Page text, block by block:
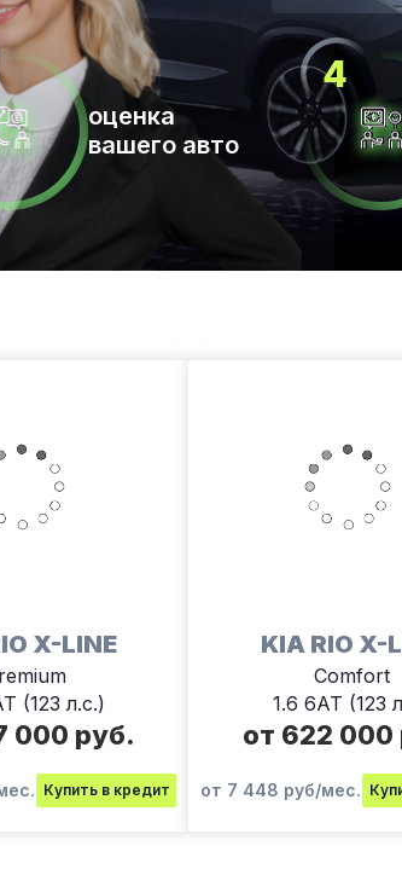
оценка
вашего авто
X-LINE
(123 л.с.)
000 руб.
Купить в кредит
KIA RIO X-
Comfort
1.6 6АТ (123
от 622 000
от 7 448 руб/мес.